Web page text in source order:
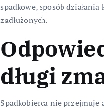
spadkowe, sposób
zadłużonych.
długi
Spadkobierca nie przejmuje